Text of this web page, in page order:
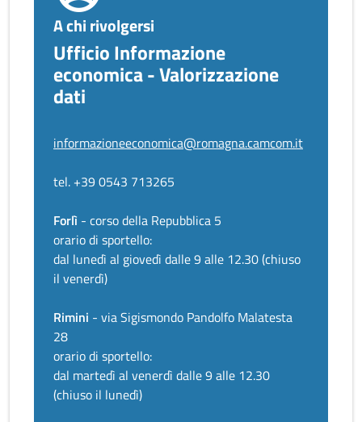
A chi rivolgersi
Ufficio Informazione
economica - Valorizzazione
dati
informazioneeconomica@romagna.camcom.it
tel. +39 0543 713265
Forlì - corso della Repubblica 5
orario di sportello:
dal lunedì al giovedì dalle 9 alle 12.30 (chiuso
il venerdì)
Rimini - via Sigismondo Pandolfo Malatesta
28
orario di sportello:
dal martedì al venerdì dalle 9 alle 12.30
(chiuso il lunedì)